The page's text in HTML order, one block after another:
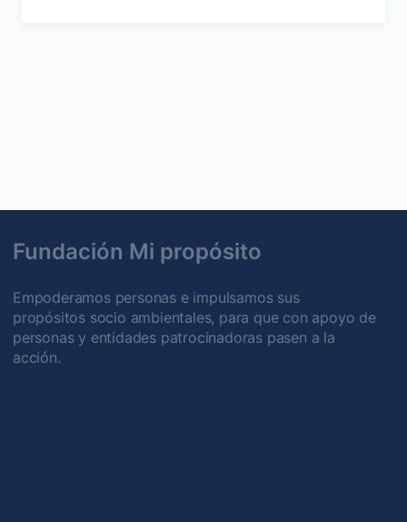
Fundación Mi propósito
Empoderamos personas e impulsamos sus
propósitos socio ambientales, para que con apoyo de
personas y entidades patrocinadoras pasen a la
acción.